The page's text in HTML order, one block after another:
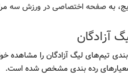
بهصفحه اختصاصی در ورزش سه
آزادگان
تیم‌های لیگ آزادگان را مشاهده
رده بندی مشخص شده است.